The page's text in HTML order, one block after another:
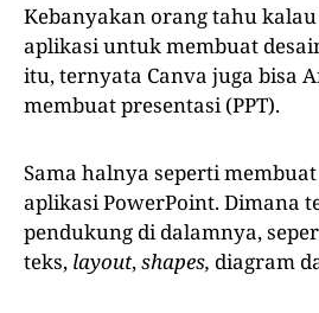
Kebanyakan orang tahu kalau
aplikasi untuk membuat
itu, ternyata Canva juga bisa
membuat presentasi (PPT).
Sama halnya seperti
aplikasi PowerPoint. Dimana
pendukung di dalamnya,
teks, layout,shapes, diagram